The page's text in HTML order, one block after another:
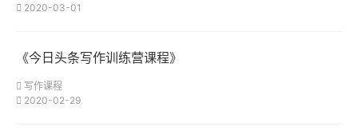
2020-03-01
《今日头条写作训练营课程》
写作课程
2020-02-29